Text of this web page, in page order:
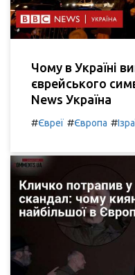
Чому в Україні
єврейського
News Україна
#Євреї #Європа #